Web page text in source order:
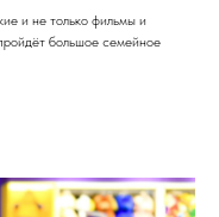
и не только фильмы и
большое семейное